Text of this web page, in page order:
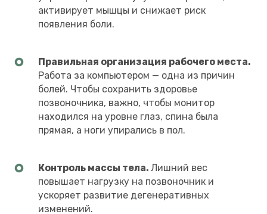
активирует мышцы и снижает риск
появления боли.
Правильная организация рабочего места.
Работа за компьютером — одна из причин
болей. Чтобы сохранить здоровье
позвоночника, важно, чтобы монитор
находился на уровне глаз, спина была
прямая, а ноги упирались в пол.
Контроль массы тела. Лишний вес
повышает нагрузку на позвоночник и
ускоряет развитие дегенеративных
изменений.